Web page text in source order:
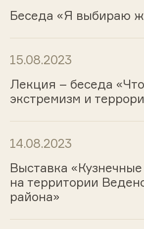
Беседа «Я выбираю
15.08.2023
Лекция – беседа
экстремизм и
14.08.2023
Выставка
на территории
района»